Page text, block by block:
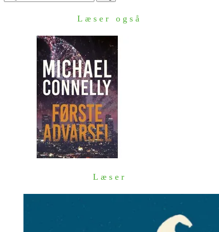
efter:
Læser også
Læser